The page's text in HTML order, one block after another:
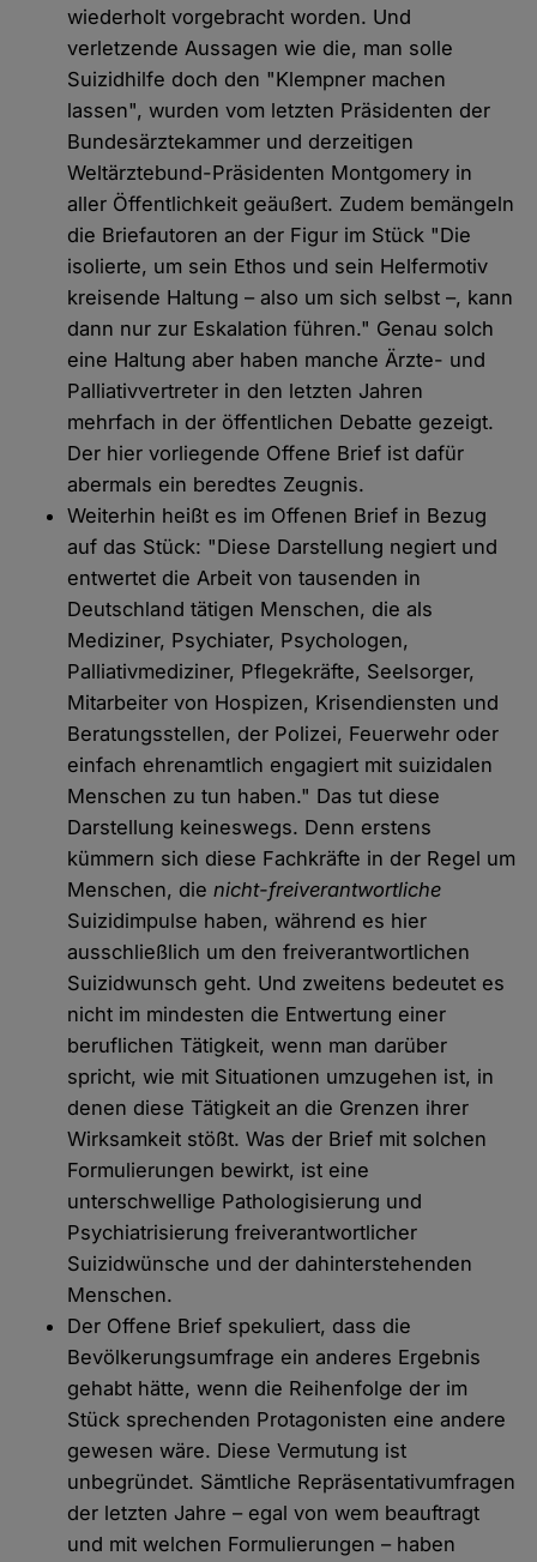
wiederholt vorgebracht worden. Und
verletzende Aussagen wie die, man solle
Suizidhilfe doch den "Klempner machen
lassen", wurden vom letzten Präsidenten der
Bundesärztekammer und derzeitigen
Weltärztebund-Präsidenten Montgomery in
aller Öffentlichkeit geäußert. Zudem bemängeln
die Briefautoren an der Figur im Stück "Die
isolierte, um sein Ethos und sein Helfermotiv
kreisende Haltung – also um sich selbst –, kann
dann nur zur Eskalation führen." Genau solch
eine Haltung aber haben manche Ärzte- und
Palliativvertreter in den letzten Jahren
mehrfach in der öffentlichen Debatte gezeigt.
Der hier vorliegende Offene Brief ist dafür
abermals ein beredtes Zeugnis.
Weiterhin heißt es im Offenen Brief in Bezug
auf das Stück: "Diese Darstellung negiert und
entwertet die Arbeit von tausenden in
Deutschland tätigen Menschen, die als
Mediziner, Psychiater, Psychologen,
Palliativmediziner, Pflegekräfte, Seelsorger,
Mitarbeiter von Hospizen, Krisendiensten und
Beratungsstellen, der Polizei, Feuerwehr oder
einfach ehrenamtlich engagiert mit suizidalen
Menschen zu tun haben." Das tut diese
Darstellung keineswegs. Denn erstens
kümmern sich diese Fachkräfte in der Regel um
Menschen, dienicht-freiverantwortliche
Suizidimpulse haben, während es hier
ausschließlich um den freiverantwortlichen
Suizidwunsch geht. Und zweitens bedeutet es
nicht im mindesten die Entwertung einer
beruflichen Tätigkeit, wenn man darüber
spricht, wie mit Situationen umzugehen ist, in
denen diese Tätigkeit an die Grenzen ihrer
Wirksamkeit stößt. Was der Brief mit solchen
Formulierungen bewirkt, ist eine
unterschwellige Pathologisierung und
Psychiatrisierung freiverantwortlicher
Suizidwünsche und der dahinterstehenden
Menschen.
Der Offene Brief spekuliert, dass die
Bevölkerungsumfrage ein anderes Ergebnis
gehabt hätte, wenn die Reihenfolge der im
Stück sprechenden Protagonisten eine andere
gewesen wäre. Diese Vermutung ist
unbegründet. Sämtliche Repräsentativumfragen
der letzten Jahre – egal von wem beauftragt
und mit welchen Formulierungen – haben